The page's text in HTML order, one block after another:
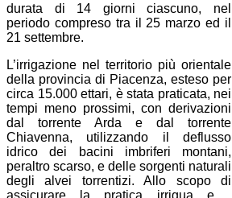
durata di 14 giorni ciascuno, nel
periodo compreso tra il 25 marzo ed il
21 settembre.
L’irrigazione nel territorio più orientale
della provincia di Piacenza, esteso per
circa 15.000 ettari, è stata praticata, nei
tempi meno prossimi, con derivazioni
dal torrente Arda e dal torrente
Chiavenna, utilizzando il deflusso
idrico dei bacini imbriferi montani,
peraltro scarso, e delle sorgenti naturali
degli alvei torrentizi. Allo scopo di